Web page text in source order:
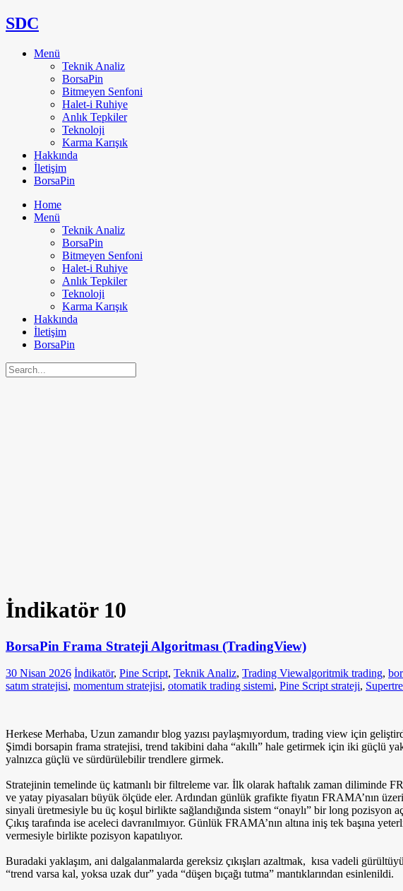
SDC
Menü
Teknik Analiz
BorsaPin
Bitmeyen Senfoni
Halet-i Ruhiye
Anlık Tepkiler
Teknoloji
Karma Karışık
Hakkında
İletişim
BorsaPin
Home
Menü
Teknik Analiz
BorsaPin
Bitmeyen Senfoni
Halet-i Ruhiye
Anlık Tepkiler
Teknoloji
Karma Karışık
Hakkında
İletişim
BorsaPin
İndikatör 10
BorsaPin Frama Strateji Algoritması (TradingView)
30 Nisan 2026 İndikatör, Pine Script, Teknik Analiz, Trading Viewalgoritmik trading,
satım stratejisi, momentum stratejisi, otomatik trading sistemi, Pine Script strateji,
Herkese Merhaba, Uzun zamandır blog yazısı paylaşmıyordum, trading view için
Şimdi borsapin frama stratejisi, trend takibini daha “akıllı” hale getirmek için iki
yalnızca güçlü ve sürdürülebilir trendlere girmek.
Stratejinin temelinde üç katmanlı bir filtreleme var. İlk olarak haftalık zaman diliminde
ve yatay piyasaları büyük ölçüde eler. Ardından günlük grafikte fiyatın FRAMA’nın
sinyali üretmesiyle bu üç koşul birlikte sağlandığında sistem “onaylı” bir long pozisyon
Çıkış tarafında ise aceleci davranılmıyor. Günlük FRAMA’nın altına iniş tek başına
vermesiyle birlikte pozisyon kapatılıyor.
Buradaki yaklaşım, ani dalgalanmalarda gereksiz çıkışları azaltmak, kısa vadeli
“trend varsa kal, yoksa uzak dur” yada “düşen bıçağı tutma” mantıklarından esinlenildi.